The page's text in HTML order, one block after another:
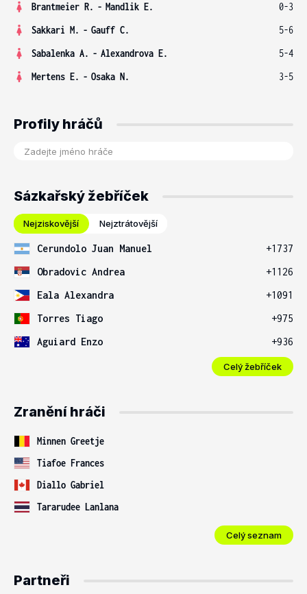
Brantmeier R. - Mandlik E.
0-3
Sakkari M. - Gauff C.
5-6
Sabalenka A. - Alexandrova E.
5-4
Mertens E. - Osaka N. 3-5
Profily hráčů
Sázkařský žebříček
Nejziskovější Nejztrátovější
Cerundolo Juan Manuel
+1737
Obradovic Andrea
+1126
Eala Alexandra
+1091
Torres Tiago
+975
Aguiard Enzo
+936
Celý žebříček
Zranění hráči
Minnen Greetje
Tiafoe Frances
Diallo Gabriel
Tararudee Lanlana
Celý seznam
Partneři